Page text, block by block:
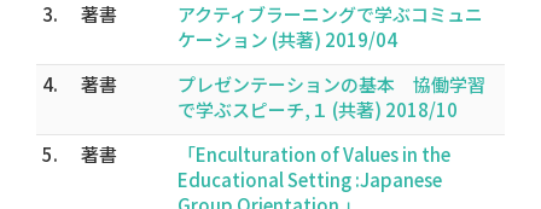
3.
著書
アクティブラーニングで学ぶコミュニ
ケーション (共著) 2019/04
4.
著書
プレゼンテーションの基本 協働学習
で学ぶスピーチ,１ (共著) 2018/10
5.
著書
「Enculturation of Values in the
Educational Setting :Japanese